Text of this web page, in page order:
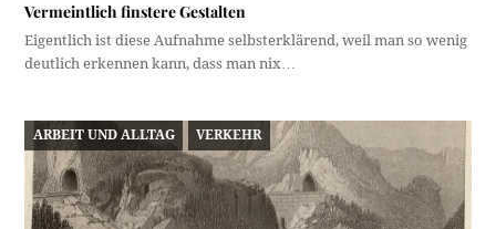
Vermeintlich finstere Gestalten
Eigentlich ist diese Aufnahme selbsterklärend, weil man so wenig
deutlich erkennen kann, dass man nix…
ARBEIT UND ALLTAG VERKEHR